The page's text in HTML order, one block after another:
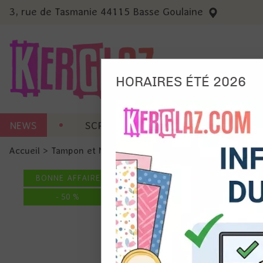
3, rue de Tasmanie 44115 Basse Goulaine
NEWS SCRAP CARTERIE MACHINES
Accueil > Tampon et Mask-Pochoir Tampons -
BONNE AFFAIRE
- 50 %
Ils
et du
précises
Si vous
de la
HORAIRES ÉTÉ 2026